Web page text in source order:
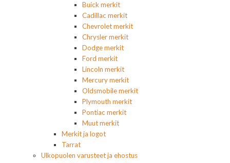
Buick merkit
Cadillac merkit
Chevrolet merkit
Chrysler merkit
Dodge merkit
Ford merkit
Lincoln merkit
Mercury merkit
Oldsmobile merkit
Plymouth merkit
Pontiac merkit
Muut merkit
Merkit ja logot
Tarrat
Ulkopuolen varusteet ja ehostus